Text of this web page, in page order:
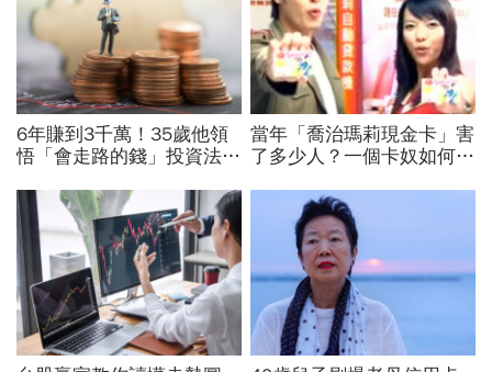
6年賺到3千萬！35歲他領
悟「會走路的錢」投資法：
的有錢人
當年「喬治瑪莉現金卡」害
了多少人？一個卡奴如何把